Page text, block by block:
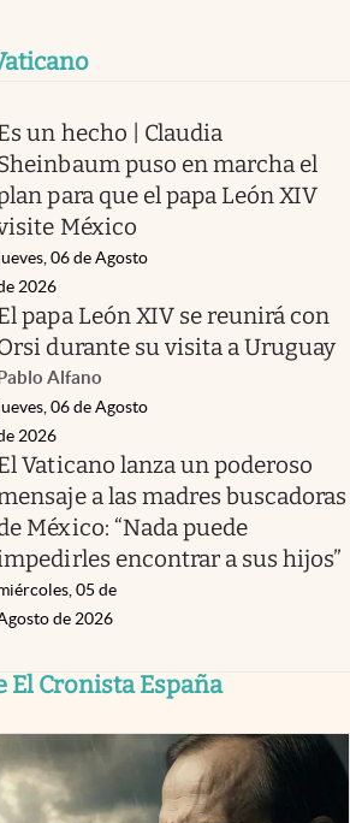
un hecho | Claudia
puso en marcha el
para que el papa León XIV
México
06 de Agosto
2026
papa León XIV se reunirá con
durante su visita a Uruguay
Alfano
06 de Agosto
2026
Vaticano lanza un poderoso
a las madres buscadoras
México: “Nada puede
encontrar a sus hijos”
05 de
de 2026
El Cronista España